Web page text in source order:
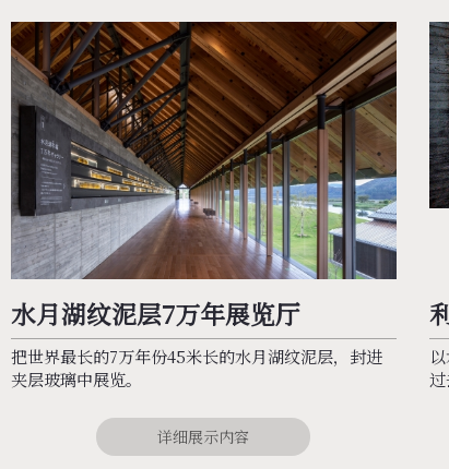
水月湖纹泥层7万年展览厅
把世界最长的7万年份45米长的水月湖纹泥层，封进
夹层玻璃中展览。
过